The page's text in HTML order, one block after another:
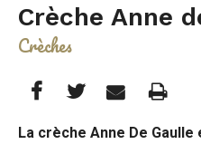
Crèche Anne
Crèches
Partager
cette
Partager
cette
Partager
cette

La crèche Anne De